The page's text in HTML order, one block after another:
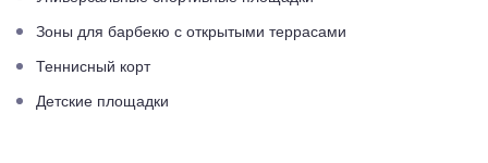
Зоны для барбекю с открытыми террасами
Теннисный корт
Детские площадки